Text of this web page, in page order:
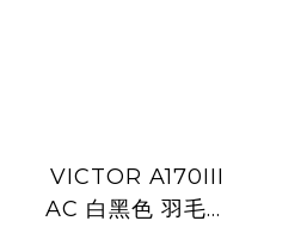
VICTOR A170III
AC 白黑色 羽毛球